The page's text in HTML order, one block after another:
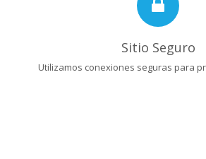
Sitio Seguro
Utilizamos conexiones seguras para